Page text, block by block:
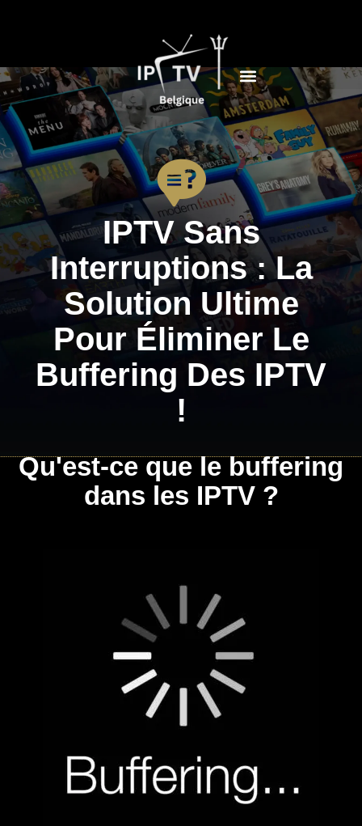
IPTV Sans
Interruptions : La
Solution Ultime
Pour Éliminer Le
Buffering Des IPTV
!
Qu'est-ce que le buffering
dans les IPTV ?